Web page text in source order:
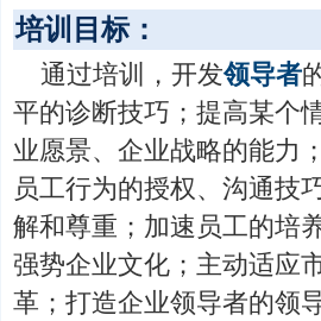
培训目标：
通过培训，开发领导者
平的诊断技巧；提高某个
业愿景、企业战略的能力
员工行为的授权、沟通技
解和尊重；加速员工的培
强势企业文化；主动适应
革；打造企业领导者的领